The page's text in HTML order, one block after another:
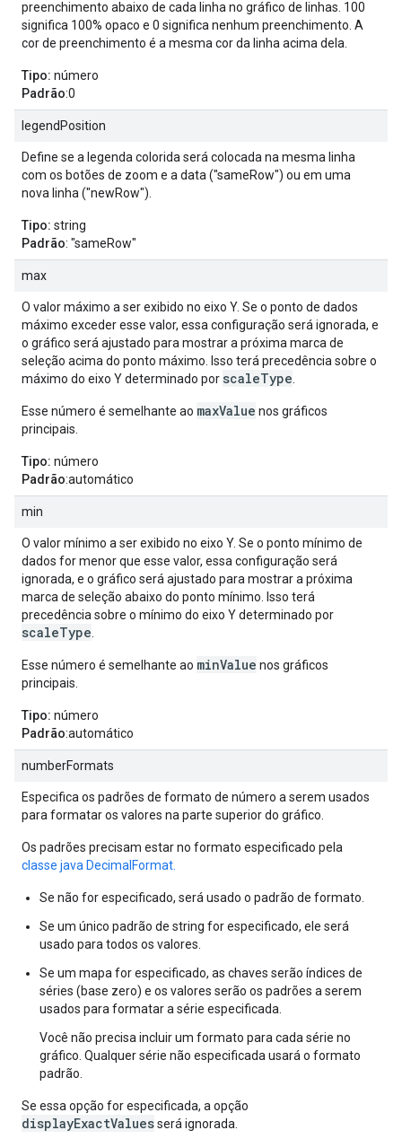
preenchimento abaixo de cada linha no gráfico de linhas. 100
significa 100% opaco e 0 significa nenhum preenchimento. A
cor de preenchimento é a mesma cor da linha acima dela.
Tipo: número
Padrão:0
legendPosition
Define se a legenda colorida será colocada na mesma linha
com os botões de zoom e a data ("sameRow") ou em uma
nova linha ("newRow").
Tipo: string
Padrão: "sameRow"
max
O valor máximo a ser exibido no eixo Y. Se o ponto de dados
máximo exceder esse valor, essa configuração será ignorada, e
o gráfico será ajustado para mostrar a próxima marca de
seleção acima do ponto máximo. Isso terá precedência sobre o
máximo do eixo Y determinado por scaleType
Esse número é semelhante ao maxValue nos gráficos
principais.
Tipo: número
Padrão:automático
min
O valor mínimo a ser exibido no eixo Y. Se o ponto mínimo de
dados for menor que esse valor, essa configuração será
ignorada, e o gráfico será ajustado para mostrar a próxima
marca de seleção abaixo do ponto mínimo. Isso terá
precedência sobre o mínimo do eixo Y determinado por
scaleType
Esse número é semelhante ao minValue nos gráficos
principais.
Tipo: número
Padrão:automático
numberFormats
Especifica os padrões de formato de número a serem usados
para formatar os valores na parte superior do gráfico.
Os padrões precisam estar no formato especificado pela
classe java DecimalFormat.
Se não for especificado, será usado o padrão de formato.
Se um único padrão de string for especificado, ele será
usado para todos os valores.
Se um mapa for especificado, as chaves serão índices de
séries (base zero) e os valores serão os padrões a serem
usados para formatar a série especificada.
Você não precisa incluir um formato para cada série no
gráfico. Qualquer série não especificada usará o formato
padrão.
Se essa opção for especificada, a opção
displayExactValuesserá ignorada.